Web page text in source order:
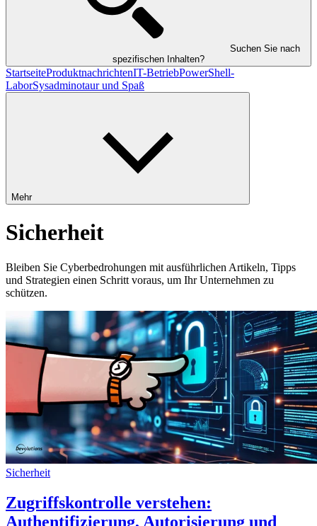
Suchen Sie nach
spezifischen Inhalten?
StartseiteProduktnachrichtenIT-BetriebPowerShell-
LaborSysadminotaur und Spaß
Mehr
Sicherheit
Bleiben Sie Cyberbedrohungen mit ausführlichen Artikeln, Tipps
und Strategien einen Schritt voraus, um Ihr Unternehmen zu
schützen.
Sicherheit
Zugriffskontrolle verstehen:
Authentifizierung, Autorisierung und